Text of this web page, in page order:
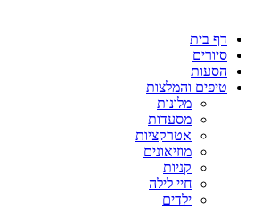
דף בית
סיורים
הסעות
טיפים והמלצות
מלונות
מסעדות
אטרקציות
מוזיאונים
קניות
חיי לילה
ילדים